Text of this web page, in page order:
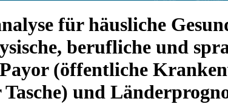
für häusliche
berufliche und
(öffentliche
und